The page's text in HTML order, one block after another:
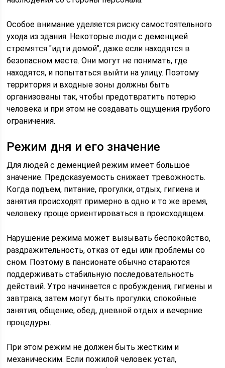
Особое внимание уделяется риску самостоятельного
ухода из здания. Некоторые люди с деменцией
стремятся "идти домой", даже если находятся в
безопасном месте. Они могут не понимать, где
находятся, и попытаться выйти на улицу. Поэтому
территория и входные зоны должны быть
организованы так, чтобы предотвратить потерю
человека и при этом не создавать ощущения грубого
ограничения.
Режим дня и его значение
Для людей с деменцией режим имеет большое
значение. Предсказуемость снижает тревожность.
Когда подъем, питание, прогулки, отдых, гигиена и
занятия происходят примерно в одно и то же время,
человеку проще ориентироваться в происходящем.
Нарушение режима может вызывать беспокойство,
раздражительность, отказ от еды или проблемы со
сном. Поэтому в пансионате обычно стараются
поддерживать стабильную последовательность
действий. Утро начинается с пробуждения, гигиены и
завтрака, затем могут быть прогулки, спокойные
занятия, общение, обед, дневной отдых и вечерние
процедуры.
При этом режим не должен быть жестким и
механическим. Если пожилой человек устал,